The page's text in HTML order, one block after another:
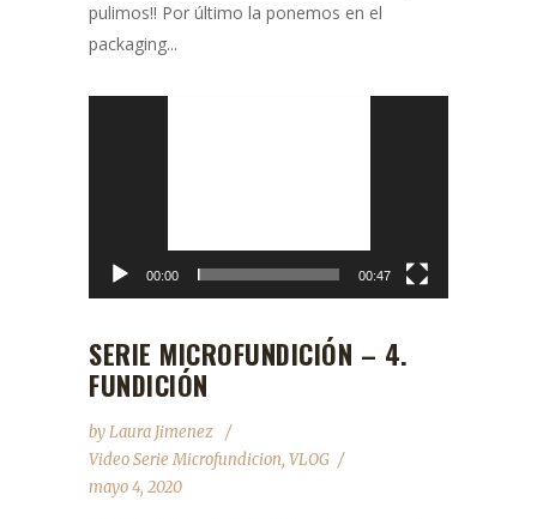
pulimos!! Por último la ponemos en el
packaging...
00:00 00:47
SERIE MICROFUNDICIÓN – 4.
FUNDICIÓN
byLaura Jimenez
Video Serie Microfundicion, VLOG
mayo 4, 2020